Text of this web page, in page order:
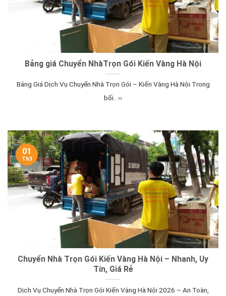
Bảng giá Chuyển NhàTrọn Gói Kiến Vàng Hà Nội
Bảng Giá Dịch Vụ Chuyển Nhà Trọn Gói – Kiến Vàng Hà Nội Trong
bối.. ››
Chuyển Nhà Trọn Gói Kiến Vàng Hà Nội – Nhanh, Uy
Tín, Giá Rẻ
Dịch Vụ Chuyển Nhà Trọn Gói Kiến Vàng Hà Nội 2026 – An Toàn,
01
Th3